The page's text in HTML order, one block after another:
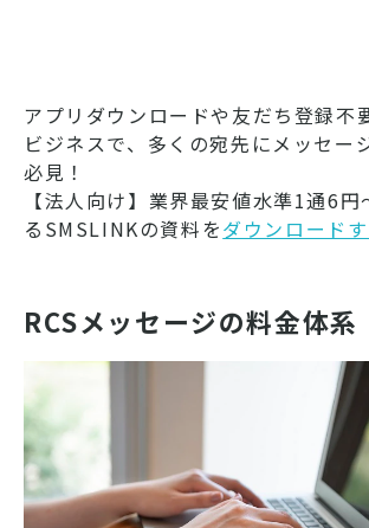
アプリダウンロードや友だち登録不
ビジネスで、多くの宛先にメッセー
必見！
【法人向け】業界最安値水準1通6
るSMSLINKの資料をダウンロードす
RCSメッセージの料金体系